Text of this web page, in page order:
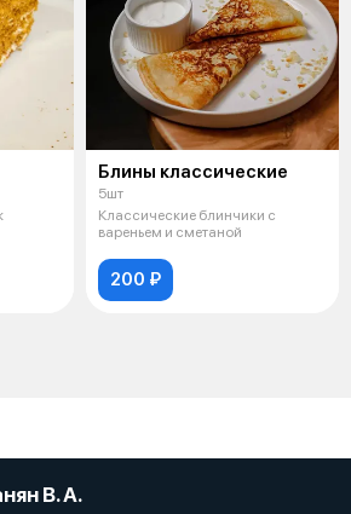
Блины классические
5шт
Классические блинчики с
вареньем и сметаной
200 ₽
В. А.